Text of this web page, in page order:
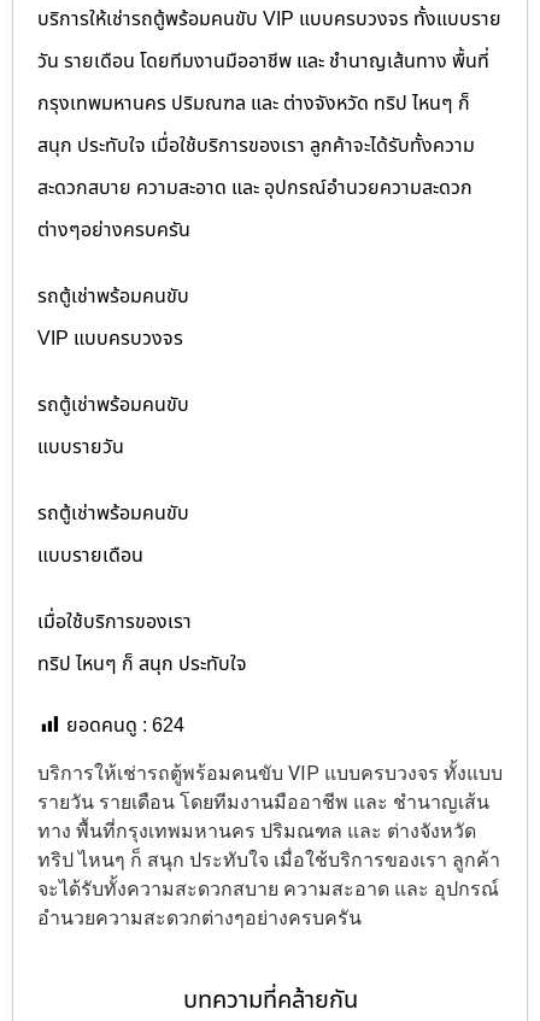
บริการให้เช่ารถตู้พร้อมคนขับ VIP แบบครบวงจร ทั้งแบบราย
วัน รายเดือน โดยทีมงานมืออาชีพ และ ชำนาญเส้นทาง พื้นที่
กรุงเทพมหานคร ปริมณฑล และ ต่างจังหวัด ทริป ไหนๆ ก็
สนุก ประทับใจ เมื่อใช้บริการของเรา ลูกค้าจะได้รับทั้งความ
สะดวกสบาย ความสะอาด และ อุปกรณ์อำนวยความสะดวก
ต่างๆอย่างครบครัน
รถตู้เช่าพร้อมคนขับ
VIP แบบครบวงจร
รถตู้เช่าพร้อมคนขับ
แบบรายวัน
รถตู้เช่าพร้อมคนขับ
แบบรายเดือน
เมื่อใช้บริการของเรา
ทริป ไหนๆ ก็ สนุก ประทับใจ
ยอดคนดู : 624
บริการให้เช่ารถตู้พร้อมคนขับ VIP แบบครบวงจร ทั้งแบบ
รายวัน รายเดือน โดยทีมงานมืออาชีพ และ ชำนาญเส้น
ทาง พื้นที่กรุงเทพมหานคร ปริมณฑล และ ต่างจังหวัด
ทริป ไหนๆ ก็ สนุก ประทับใจ เมื่อใช้บริการของเรา ลูกค้า
จะได้รับทั้งความสะดวกสบาย ความสะอาด และ อุปกรณ์
อำนวยความสะดวกต่างๆอย่างครบครัน
บทความที่คล้ายกัน